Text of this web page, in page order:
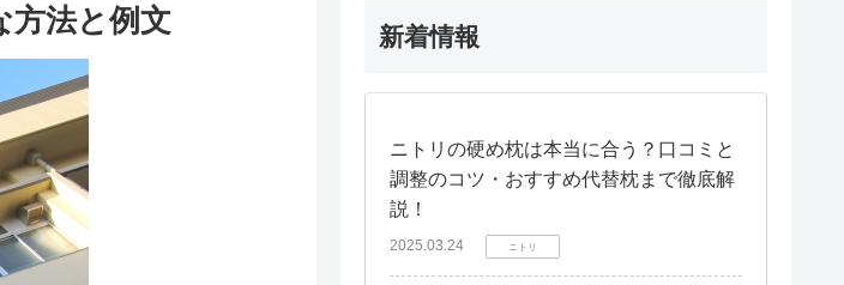
方法と例文 新着情報
ニトリの硬め枕は本当に合う？口コミと
調整のコツ・おすすめ代替枕まで徹底解
説！
2025.03.24 ニトリ